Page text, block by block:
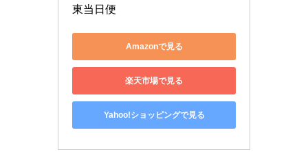
東当日便
Amazonで見る
楽天市場で見る
Yahoo!ショッピングで見る